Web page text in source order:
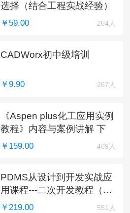
选择（结合工程实战经验）
￥59.00 264人
CADWorx初中级培训
￥9.90 267人
《Aspen plus化工应用实例
教程》内容与案例讲解 下
￥159.00 469人
PDMS从设计到开发实战应
用课程---二次开发教程（完
结）
￥219.00 551人